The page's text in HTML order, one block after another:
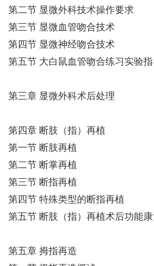
第二节 显微外科技术操作要求
第三节 显微血管吻合技术
第四节 显微神经吻合技术
第五节 大白鼠血管吻合练习实验指
第三章 显微外科术后处理
第四章 断肢（指）再植
第一节 断肢再植
第二节 断掌再植
第三节 断指再植
第四节 特殊类型的断指再植
第五节 断肢（指）再植术后功能
第五章 拇指再造